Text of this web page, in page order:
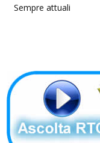
Sempre attuali